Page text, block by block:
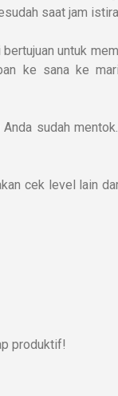
saat jam
bertujuan untuk
ke sana ke
sudah
cek level lain
produktif!